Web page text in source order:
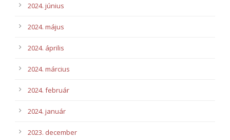
2024. június
2024. május
2024. április
2024. március
2024. február
2024. január
2023. december